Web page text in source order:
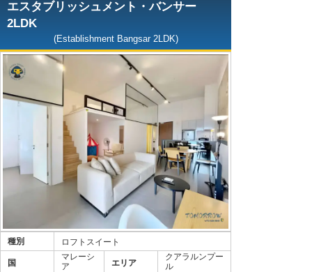
エスタブリッシュメント・バンサー
2LDK
(Establishment Bangsar 2LDK)
種別 ロフトスイート
国
マレーシ
ア
エリア
クアラルンプー
ル